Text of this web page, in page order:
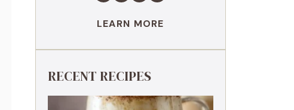
LEARN MORE
RECENT RECIPES